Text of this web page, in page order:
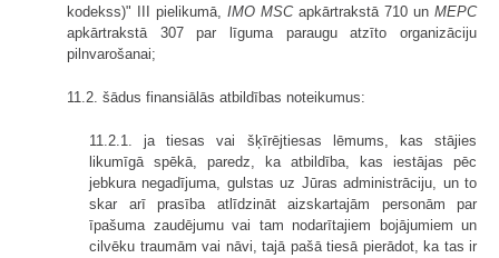
kodekss)" III pielikumā, IMO MSCapkārtrakstā 710 un MEPC
apkārtrakstā 307 par līguma paraugu atzīto organizāciju
pilnvarošanai;
11.2. šādus finansiālās atbildības noteikumus:
11.2.1. ja tiesas vai šķīrējtiesas lēmums, kas stājies
likumīgā spēkā, paredz, ka atbildība, kas iestājas pēc
jebkura negadījuma, gulstas uz Jūras administrāciju, un to
skar arī prasība atlīdzināt aizskartajām personām par
īpašuma zaudējumu vai tam nodarītajiem bojājumiem un
cilvēku traumām vai nāvi, tajā pašā tiesā pierādot, ka tas ir